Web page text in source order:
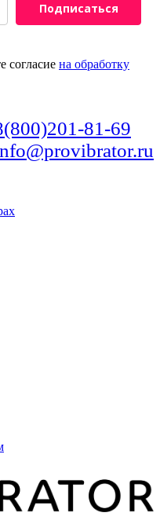
Подписаться
согласие на обработку
81-69